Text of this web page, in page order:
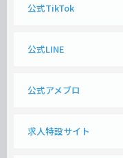
公式TikTok
公式LINE
公式アメブロ
求人特設サイト